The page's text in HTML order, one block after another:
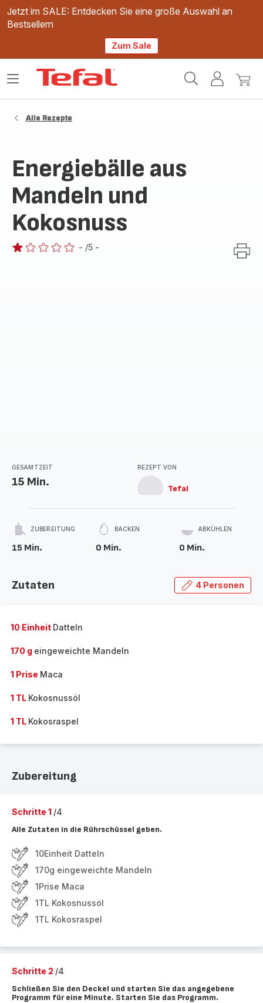
Jetzt im SALE: Entdecken Sie eine große Auswahl an
Bestsellern
Zum Sale
Mein
Mein
Das
Alle Rezepte
Energiebälle aus
Mandeln und
Kokosnuss
- /5 -
GESAMTZEIT
15 Min.
REZEPT VON
Tefal
ZUBEREITUNG
15 Min.
BACKEN
0 Min.
ABKÜHLEN
0 Min.
Zutaten 4 Personen
10 Einheit Datteln
170 g eingeweichte Mandeln
1 Prise Maca
1 TL Kokosnussöl
1 TL Kokosraspel
Zubereitung
Schritte 1 /4
Alle Zutaten in die Rührschüssel geben.
10Einheit Datteln
170g eingeweichte Mandeln
1Prise Maca
1TL Kokosnussöl
1TL Kokosraspel
Schritte 2 /4
Schließen Sie den Deckel und starten Sie das angegebene
Programm für eine Minute. Starten Sie das Programm.